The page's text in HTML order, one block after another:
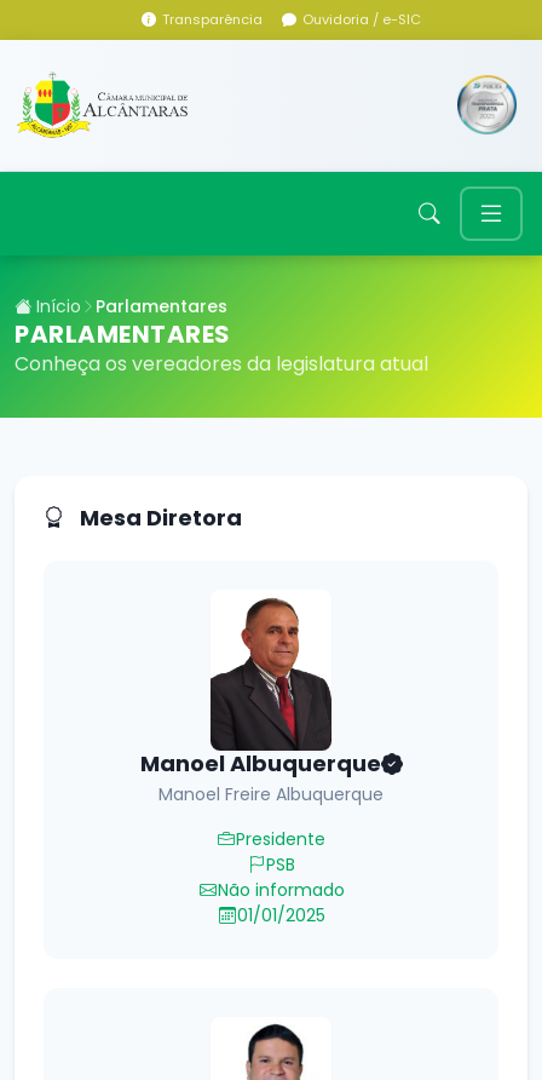
Transparência Ouvidoria / e-SIC
Início Parlamentares
PARLAMENTARES
Conheça os vereadores da legislatura atual
Mesa Diretora
Manoel Albuquerque
Manoel Freire Albuquerque
Presidente
PSB
Não informado
01/01/2025